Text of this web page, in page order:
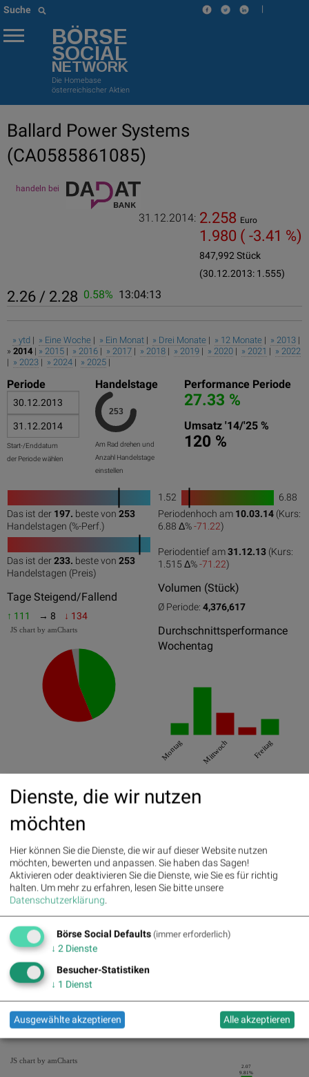
Suche |
BÖRSE
SOCIAL
NETWORK
Die Homebase
österreichischer Aktien
Ballard Power Systems
(CA0585861085)
handeln bei
31.12.2014: 2.258 Euro
1.980 ( -3.41 %)
847,992 Stück
(30.12.2013: 1.555)
2.26 / 2.28 0.58% 13:04:13
» ytd | » Eine Woche | » Ein Monat | » Drei Monate | » 12 Monate | » 2013 |
» 2014 | » 2015 | » 2016 | » 2017 | » 2018 | » 2019 | » 2020 | » 2021 | » 2022
| » 2023 | » 2024 | » 2025 |
Periode
Start-/Enddatum
der Periode wählen
Handelstage
Am Rad drehen und
Anzahl Handelstage
einstellen
Performance Periode
27.33 %
Umsatz '14/'25 %
120 %
Das ist der 197. beste von 253
Handelstagen (%-Perf.)
Das ist der233. beste von 253
Handelstagen (Preis)
Tage Steigend/Fallend
↑ 111 → 8 ↓ 134
JS chart by amCharts
1.52
1
100
6.88
Periodenhoch am 10.03.14 (Kurs:
6.88 Δ%-71.22)
Periodentief am31.12.13 (Kurs:
1.515 Δ%-71.22)
Volumen (Stück)
Ø Periode: 4,376,617
Durchschnittsperformance
Wochentag
Montag Mittwoch Freitag
07.01.2014
10.03.2014 30.3%
11.03.2014 -25.87%
Pics
Die letzten 20 Tage der Periode
2.07
9.81%
JS chart by amCharts
Dienste, die wir nutzen
möchten
Hier können Sie die Dienste, die wir auf dieser Website nutzen
möchten, bewerten und anpassen. Sie haben das Sagen!
Aktivieren oder deaktivieren Sie die Dienste, wie Sie es für richtig
halten. Um mehr zu erfahren, lesen Sie bitte unsere
Datenschutzerklärung.
Börse Social Defaults (immer erforderlich)
↓ 2 Dienste
Besucher-Statistiken
↓ 1 Dienst
Ausgewählte akzeptieren Alle akzeptieren